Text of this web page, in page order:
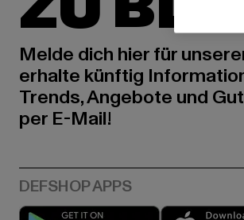
Melde dich hier für
erhalte künftig
Trends, Angebote und
per E-Mail!
Play market